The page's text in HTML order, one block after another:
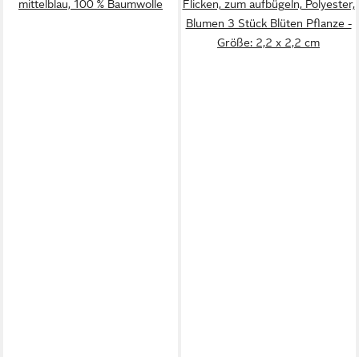
mittelblau, 100 % Baumwolle
Flicken, zum aufbügeln, Polyester,
Blumen 3 Stück Blüten Pflanze -
Größe: 2,2 x 2,2 cm